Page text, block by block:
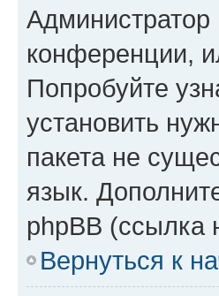
Администратор
конференции,
Попробуйте
установить
пакета не
язык.
phpBB (ссылка
Вернуться к